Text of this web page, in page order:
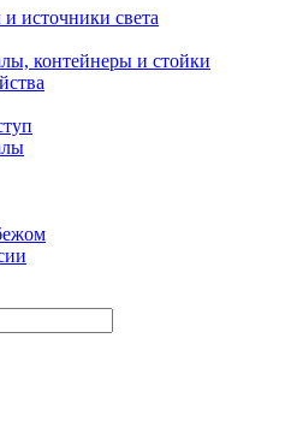
источники света
контейнеры и стойки